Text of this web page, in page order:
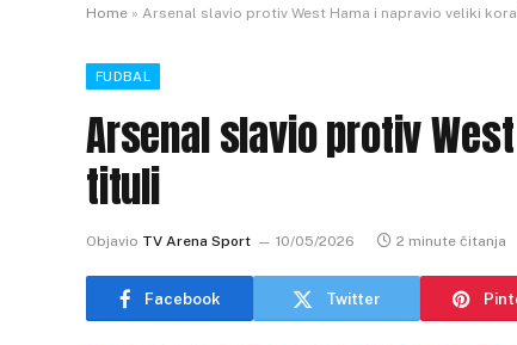
Home » Arsenal slavio protiv West Hama i napravio veliki
FUDBAL
Arsenal slavio protiv
tituli
Objavio TV Arena Sport 10/05/2026 2 minute čitanja
Facebook Twitter